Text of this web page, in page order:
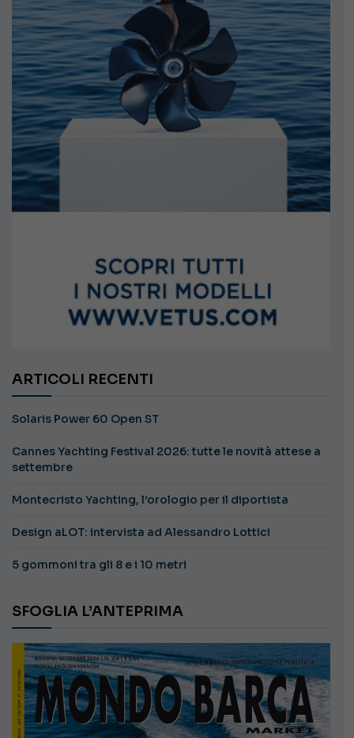
ARTICOLI RECENTI
Solaris Power 60 Open ST
Cannes Yachting Festival 2026: tutte le novità attese a
settembre
Montecristo Yachting, l’orologio per il diportista
Design aLOT: intervista ad Alessandro Lottici
5 gommoni tra gli 8 e i 10 metri
SFOGLIA L’ANTEPRIMA